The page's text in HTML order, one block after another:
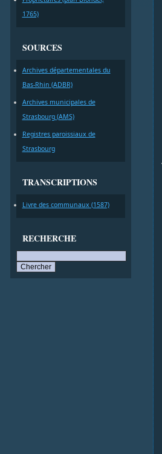
1765)
SOURCES
Archives départementales du
Bas-Rhin (ADBR)
Archives municipales de
Strasbourg (AMS)
Registres paroissiaux de
Strasbourg
TRANSCRIPTIONS
Livre des communaux (1587)
RECHERCHE